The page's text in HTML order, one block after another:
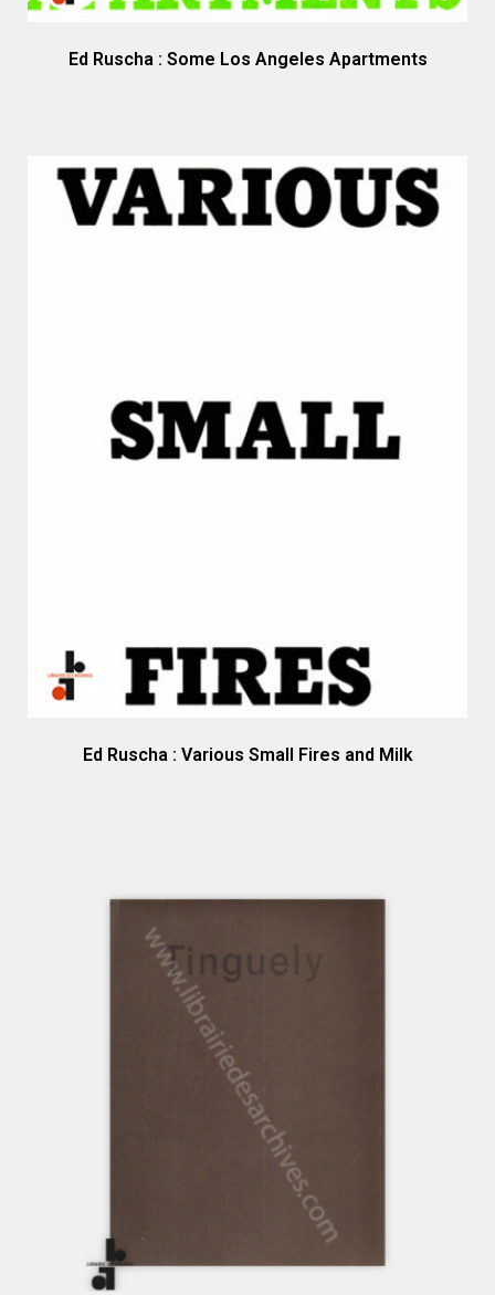
Ed Ruscha : Some Los Angeles Apartments
Ed Ruscha : Various Small Fires and Milk